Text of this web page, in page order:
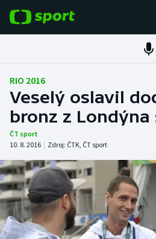
Fotbal
Hokej
Tenis
Atletika
Cyklistika
DALŠÍ SPORTY
RIO 2016
Veselý oslavil
bronz z
ČT sport
10. 8. 2016 | Zdroj: ČTK, ČT sport